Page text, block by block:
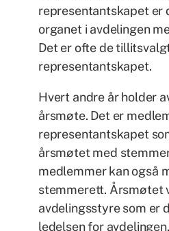
representantskapet er
organet i avdelingen
Det er ofte de
representantskapet.
Hvert andre år holder
årsmøte. Det er
representantskapet
årsmøtet med
medlemmer kan også
stemmerett. Årsmøtet
avdelingsstyre som er
ledelsen for avdelingen.